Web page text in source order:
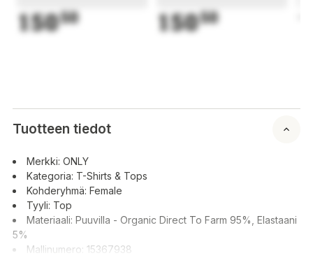
15050 15050
Tuotteen tiedot
Merkki: ONLY
Kategoria: T-Shirts & Tops
Kohderyhmä: Female
Tyyli: Top
Materiaali: Puuvilla - Organic Direct To Farm 95%, Elastaani
5%
Mallinumero: 15367938